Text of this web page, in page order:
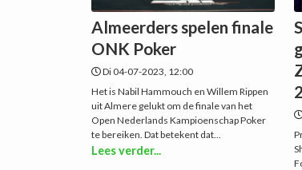
Almeerders spelen finale
ONK Poker
Di 04-07-2023, 12:00
Het is Nabil Hammouch en Willem Rippen
uit Almere gelukt om de finale van het
Open Nederlands Kampioenschap Poker
te bereiken. Dat betekent dat...
Lees verder...